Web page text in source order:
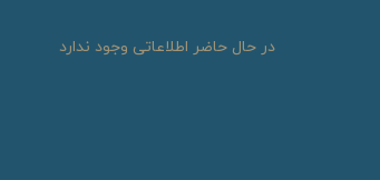
در حال حاضر اطلاعاتی وجود ندارد